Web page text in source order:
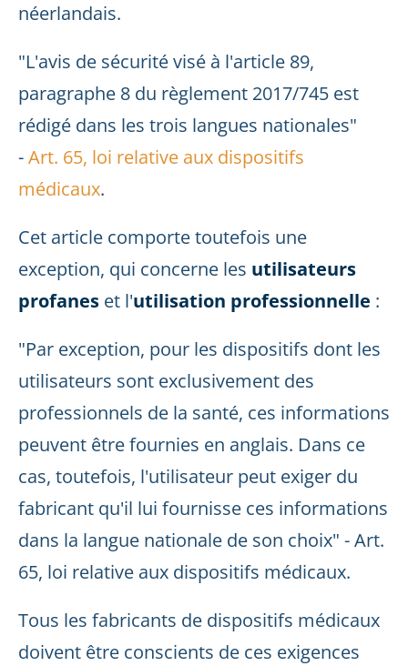
néerlandais.
"L'avis de sécurité visé à l'article 89,
paragraphe 8 du règlement 2017/745 est
rédigé dans les trois langues nationales"
-Art. 65, loi relative aux dispositifs
médicaux.
Cet article comporte toutefois une
exception, qui concerne les utilisateurs
profanes et l'utilisation professionnelle :
"Par exception, pour les dispositifs dont les
utilisateurs sont exclusivement des
professionnels de la santé, ces informations
peuvent être fournies en anglais. Dans ce
cas, toutefois, l'utilisateur peut exiger du
fabricant qu'il lui fournisse ces informations
dans la langue nationale de son choix" - Art.
65, loi relative aux dispositifs médicaux.
Tous les fabricants de dispositifs médicaux
doivent être conscients de ces exigences